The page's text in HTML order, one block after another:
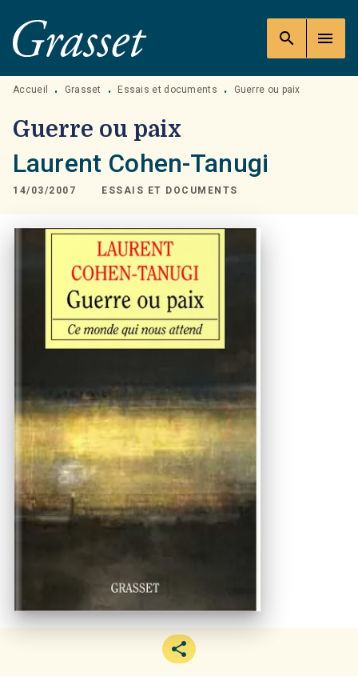
MENU RECHERCHE
PIED DE PAGE
search menu
Accueil • Grasset • Essais et documents • Guerre ou paix
Guerre ou paix
Laurent Cohen-Tanugi
14/03/2007 ESSAIS ET DOCUMENTS